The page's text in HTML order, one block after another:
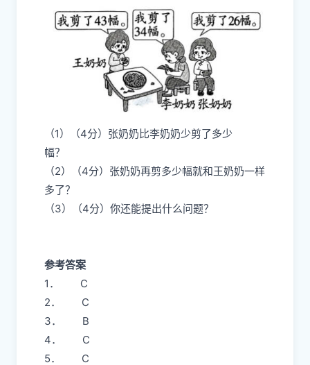
（1）（4分）张奶奶比李奶奶少剪了多少
幅？
（2）（4分）张奶奶再剪多少幅就和王奶奶一样
多了？
（3）（4分）你还能提出什么问题？
参考答案
1． C
2． C
3． B
4． C
5． C